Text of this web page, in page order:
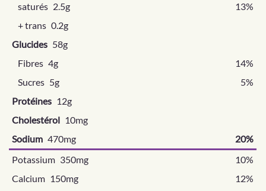
saturés 2.5g
13%
+ trans 0.2g
Glucides 58g
Fibres 4g
14%
Sucres 5g
5%
Protéines 12g
Cholestérol 10mg
Sodium 470mg
20%
Potassium 350mg
10%
Calcium 150mg
12%